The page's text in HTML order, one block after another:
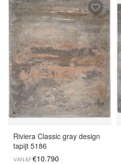
Riviera Classic gray design
tapijt 5186
VANAF€10.790